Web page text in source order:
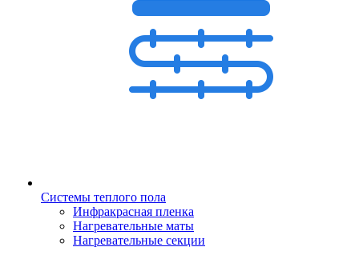
Системы теплого пола
Инфракрасная пленка
Нагревательные маты
Нагревательные секции